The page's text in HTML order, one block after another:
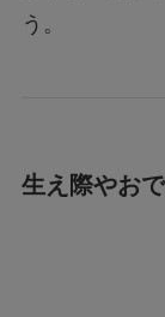
う。
生え際やお